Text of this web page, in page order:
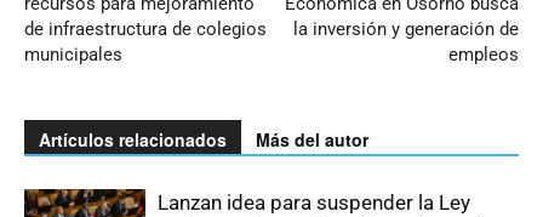
de infraestructura de colegios
municipales
la inversión y generación de
empleos
Artículos relacionados Más del autor
Lanzan idea para suspender la Ley